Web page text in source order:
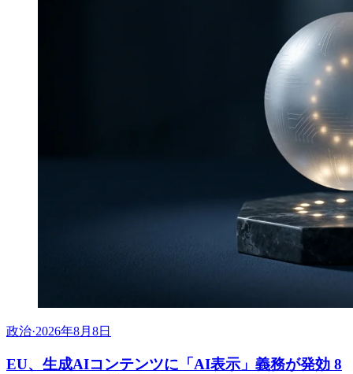
政治·2026年8月8日
EU、生成AIコンテンツに「AI表示」義務が発効 8